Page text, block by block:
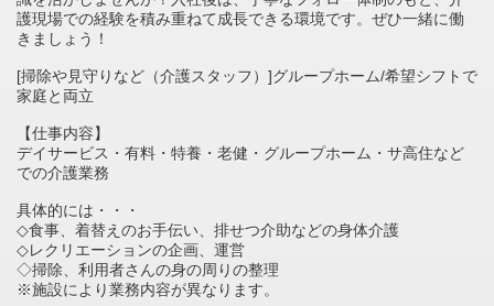
護現場での経験を積み重ねて成長できる環境です。ぜひ一緒に働
きましょう！
[掃除や見守りなど（介護スタッフ）]グループホーム/希望シフトで
家庭と両立
【仕事内容】
デイサービス・有料・特養・老健・グループホーム・サ高住など
での介護業務
具体的には・・・
◇食事、着替えのお手伝い、排せつ介助などの身体介護
◇レクリエーションの企画、運営
◇掃除、利用者さんの身の周りの整理
※施設により業務内容が異なります。